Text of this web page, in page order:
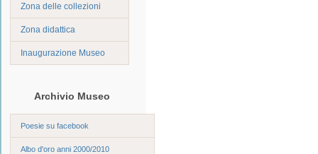
Zona delle collezioni
Zona didattica
Inaugurazione Museo
Archivio Museo
Poesie su facebook
Albo d'oro anni 2000/2010